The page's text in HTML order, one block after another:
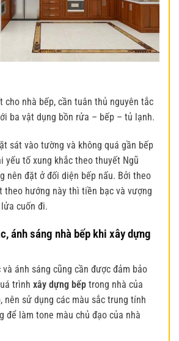
cho nhà bếp, cần tuân thủ nguyên tắc
ba vật dụng bồn rửa – bếp – tủ lạnh.
sát vào tường và không quá gần bếp
yếu tố xung khắc theo thuyết Ngũ
nên đặt ở đối diện bếp nấu. Bởi theo
theo hướng này thì tiền bạc và vượng
cuốn đi.
ánh sáng nhà bếp khi xây dựng
ánh sáng cũng cần được đảm bảo
trình xây dựng bếp trong nhà của
nên sử dụng các màu sắc trung tính
để làm tone màu chủ đạo của nhà